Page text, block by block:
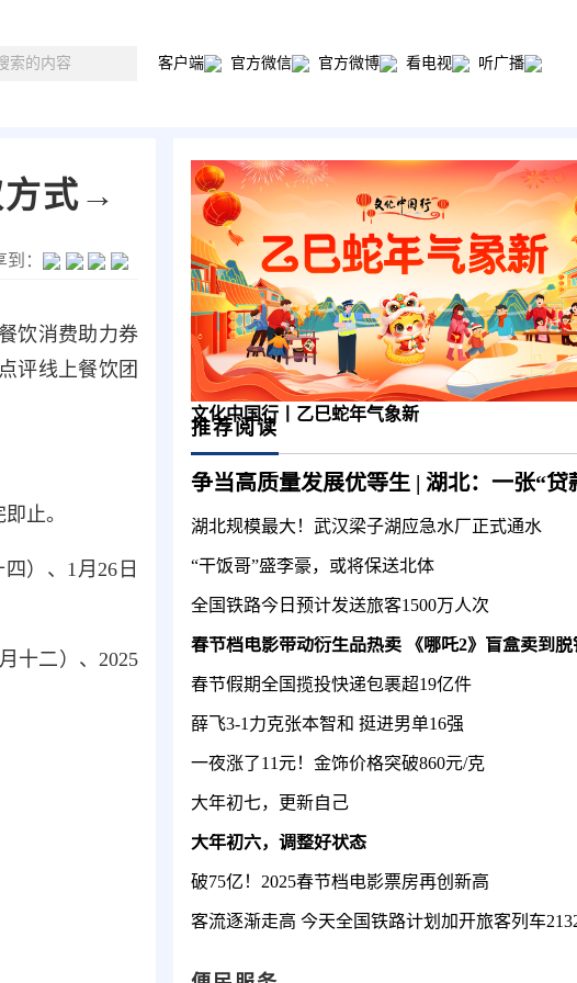
客户端 官方微信 官方微博 看电视 听广播
方式→
到：
饮消费助力券
评线上餐饮团
止。
）、1月26日
十二）、2025
文化中国行丨乙巳蛇年气象新
推荐阅读
湖北规模最大！武汉梁子湖应急水厂正式通水
“干饭哥”盛李豪，或将保送北体
全国铁路今日预计发送旅客1500万人次
春节档电影带动衍生品热卖 《哪吒2》盲盒卖到脱
春节假期全国揽投快递包裹超19亿件
薛飞3-1力克张本智和 挺进男单16强
一夜涨了11元！金饰价格突破860元/克
大年初七，更新自己
大年初六，调整好状态
破75亿！2025春节档电影票房再创新高
客流逐渐走高 今天全国铁路计划加开旅客列车